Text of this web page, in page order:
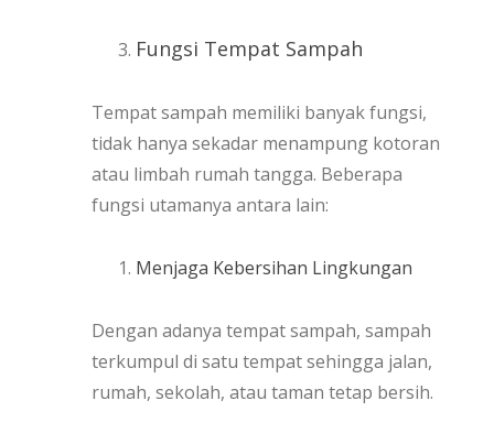
Fungsi Tempat Sampah
Tempat sampah memiliki banyak fungsi,
tidak hanya sekadar menampung kotoran
atau limbah rumah tangga. Beberapa
fungsi utamanya antara lain:
Menjaga Kebersihan Lingkungan
Dengan adanya tempat sampah, sampah
terkumpul di satu tempat sehingga jalan,
rumah, sekolah, atau taman tetap bersih.